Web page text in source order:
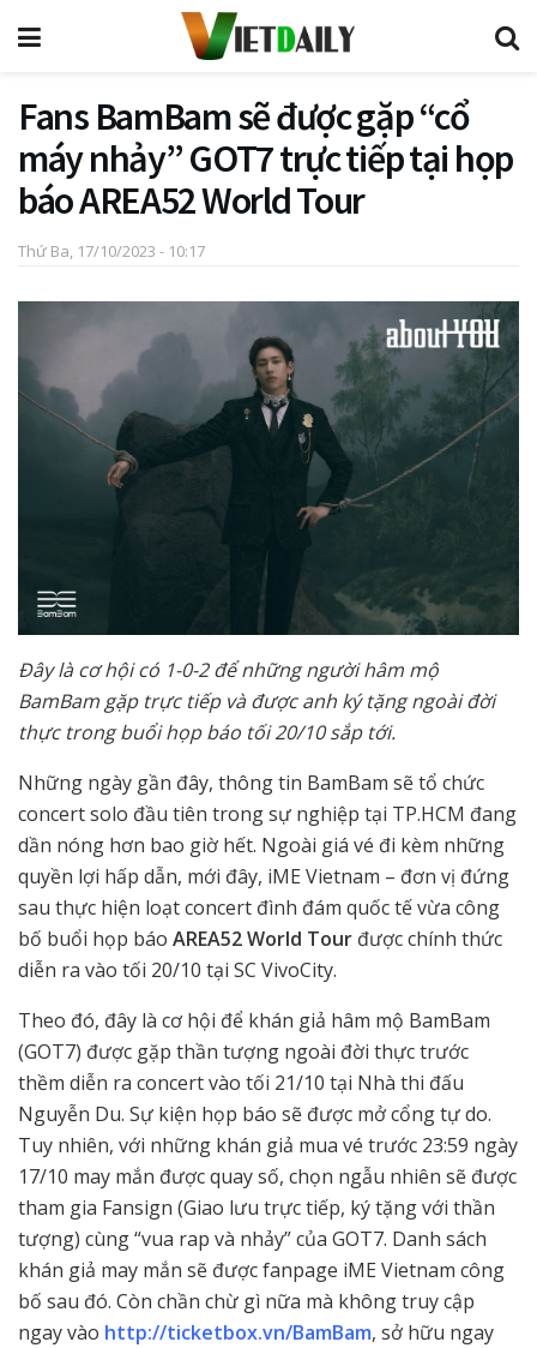
Fans BamBam sẽ được gặp “cổ
máy nhảy” GOT7 trực tiếp tại họp
báo AREA52 World Tour
Thứ Ba, 17/10/2023 - 10:17
Đây là cơ hội có 1-0-2 để những người hâm mộ
BamBam gặp trực tiếp và được anh ký tặng ngoài đời
thực trong buổi họp báo tối 20/10 sắp tới.
Những ngày gần đây, thông tin BamBam sẽ tổ chức
concert solo đầu tiên trong sự nghiệp tại TP.HCM đang
dần nóng hơn bao giờ hết. Ngoài giá vé đi kèm những
quyền lợi hấp dẫn, mới đây, iME Vietnam – đơn vị đứng
sau thực hiện loạt concert đình đám quốc tế vừa công
bố buổi họp báo AREA52 World Tour được chính thức
diễn ra vào tối 20/10 tại SC VivoCity.
Theo đó, đây là cơ hội để khán giả hâm mộ BamBam
(GOT7) được gặp thần tượng ngoài đời thực trước
thềm diễn ra concert vào tối 21/10 tại Nhà thi đấu
Nguyễn Du. Sự kiện họp báo sẽ được mở cổng tự do.
Tuy nhiên, với những khán giả mua vé trước 23:59 ngày
17/10 may mắn được quay số, chọn ngẫu nhiên sẽ được
tham gia Fansign (Giao lưu trực tiếp, ký tặng với thần
tượng) cùng “vua rap và nhảy” của GOT7. Danh sách
khán giả may mắn sẽ được fanpage iME Vietnam công
bố sau đó. Còn chần chừ gì nữa mà không truy cập
ngay vào http://ticketbox.vn/BamBam, sở hữu ngay